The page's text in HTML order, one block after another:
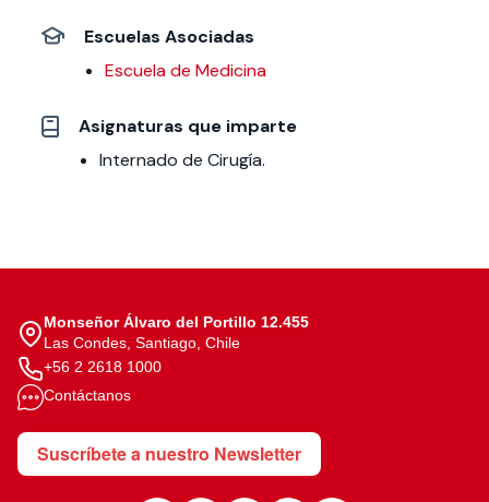
Escuelas Asociadas
Escuela de Medicina
Asignaturas que imparte
Internado de Cirugía.
Monseñor Álvaro del Portillo 12.455
Las Condes, Santiago, Chile
+56 2 2618 1000
Contáctanos
Suscríbete a nuestro Newsletter